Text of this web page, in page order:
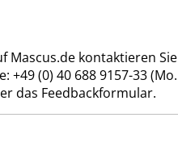
Mascus.de kontaktieren Sie
(0) 40 688 9157-33 (Mo.
das Feedbackformular.